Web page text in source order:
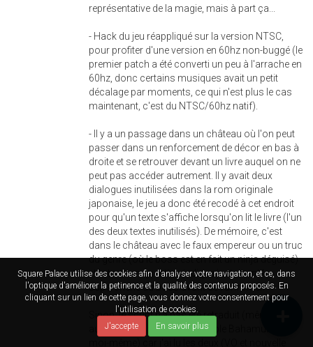
Square Palace utilise des cookies afin d'analyser votre navigation, et ce, dans
l'optique d'améliorer la petinence et la qualité des contenus proposés. En
cliquant sur un lien de cette page, vous donnez votre consentement pour
l'utilisation de cookies.
J'accepte
En savoir plus
représentative de la magie, mais à part ça...
- Hack du jeu réappliqué sur la version NTSC,
pour profiter d'une version en 60hz non-buggé (le
premier patch a été converti un peu à l'arrache en
60hz, donc certains musiques avait un petit
décalage par moments, ce qui n'est plus le cas
maintenant, c'est du NTSC/60hz natif).
- Il y a un passage dans un château où l'on peut
passer dans un renforcement de décor en bas à
droite et se retrouver devant un livre auquel on ne
peut pas accéder autrement. Il y avait deux
dialogues inutilisées dans la rom originale
japonaise, le jeu a donc été recodé à cet endroit
pour qu'un texte s'affiche lorsqu'on lit le livre (l'un
des deux textes inutilisés). De mémoire, c'est
dans le château avec le faux empereur ou un truc
du genre (où le boss est en fait un ninja déguisé)
et le texte en question indique justement la
supercherie du boss avant de l'affronter.
Sinon, le script n'a pas été retraduit (même si ça
aurait pu être refait par Le Noble Bahamut ou